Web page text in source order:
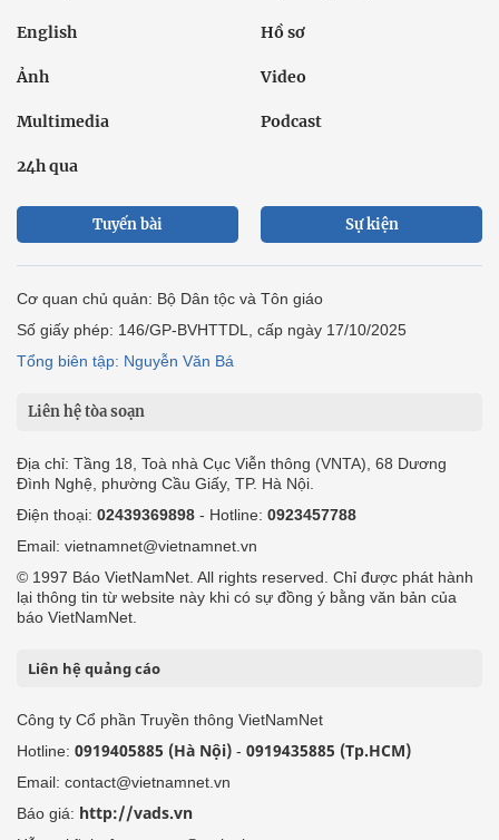
English Hồ sơ
Ảnh Video
Multimedia Podcast
24h qua
Tuyến bài Sự kiện
Cơ quan chủ quản: Bộ Dân tộc và Tôn giáo
Số giấy phép: 146/GP-BVHTTDL, cấp ngày 17/10/2025
Tổng biên tập: Nguyễn Văn Bá
Liên hệ tòa soạn
Địa chỉ: Tầng 18, Toà nhà Cục Viễn thông (VNTA), 68 Dương
Đình Nghệ, phường Cầu Giấy, TP. Hà Nội.
Điện thoại: 02439369898 - Hotline: 0923457788
Email: vietnamnet@vietnamnet.vn
© 1997 Báo VietNamNet. All rights reserved. Chỉ được phát hành
lại thông tin từ website này khi có sự đồng ý bằng văn bản của
báo VietNamNet.
Liên hệ quảng cáo
Công ty Cổ phần Truyền thông VietNamNet
Hotline: 0919405885 (Hà Nội) - 0919435885 (Tp.HCM)
Email: contact@vietnamnet.vn
Báo giá: http://vads.vn